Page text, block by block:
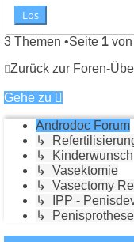
3 Themen •Seite 1 von
Zurück zur Foren-
Gehe zu
Androdoc Forum
↳
↳ Kinderwunsch
↳ Vasektomie
↳ Vasectomy
↳ IPP -
↳